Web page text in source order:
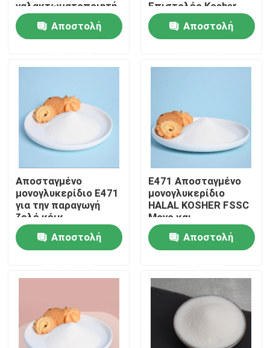
Προϊόντα
VR παρουσιάστε
Σχετικά με εμάς
Γύρος εργοστασίων
Ποιοτικός έλεγχος
Ζητήστε ένα απόσπασμα
γαλακτωματοποιητή
τροφίμων για το
πήκτωμα 31566-31-1
κέικ
Αποστολή
Επιστολές Kosher
Halal
Αποστολή
Αποσταγμένο
μονογλυκερίδιο E471
για την παραγωγή
ζελέ κέικ
Αποστολή
E471 Αποσταγμένο
μονογλυκερίδιο
HALAL KOSHER FSSC
Μονο και
διγλυκερίδια
λιπαρών οξέων
Αποστολή